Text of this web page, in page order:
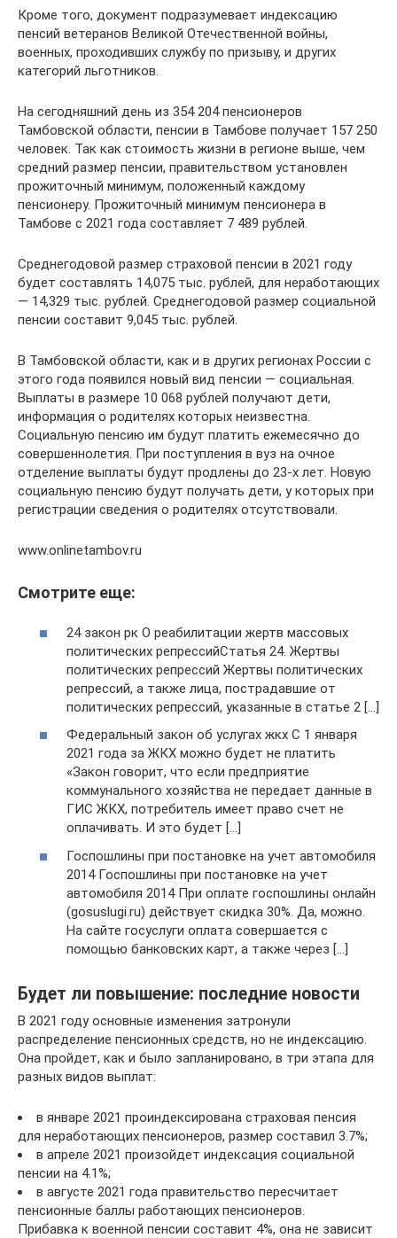
Кроме того, документ подразумевает индексацию
пенсий ветеранов Великой Отечественной войны,
военных, проходивших службу по призыву, и других
категорий льготников.
На сегодняшний день из 354 204 пенсионеров
Тамбовской области, пенсии в Тамбове получает 157 250
человек. Так как стоимость жизни в регионе выше, чем
средний размер пенсии, правительством установлен
прожиточный минимум, положенный каждому
пенсионеру. Прожиточный минимум пенсионера в
Тамбове с 2021 года составляет 7 489 рублей.
Среднегодовой размер страховой пенсии в 2021 году
будет составлять 14,075 тыс. рублей, для неработающих
— 14,329 тыс. рублей. Среднегодовой размер социальной
пенсии составит 9,045 тыс. рублей.
В Тамбовской области, как и в других регионах России с
этого года появился новый вид пенсии — социальная.
Выплаты в размере 10 068 рублей получают дети,
информация о родителях которых неизвестна.
Социальную пенсию им будут платить ежемесячно до
совершеннолетия. При поступления в вуз на очное
отделение выплаты будут продлены до 23-х лет. Новую
социальную пенсию будут получать дети, у которых при
регистрации сведения о родителях отсутствовали.
www.onlinetambov.ru
Смотрите еще:
24 закон рк О реабилитации жертв массовых
политических репрессийСтатья 24. Жертвы
политических репрессий Жертвы политических
репрессий, а также лица, пострадавшие от
политических репрессий, указанные в статье 2 […]
Федеральный закон об услугах жкх C 1 января
2021 года за ЖКХ можно будет не платить
«Закон говорит, что если предприятие
коммунального хозяйства не передает данные в
ГИС ЖКХ, потребитель имеет право счет не
оплачивать. И это будет […]
Госпошлины при постановке на учет автомобиля
2014 Госпошлины при постановке на учет
автомобиля 2014 При оплате госпошлины онлайн
(gosuslugi.ru) действует скидка 30%. Да, можно.
На сайте госуслуги оплата совершается с
помощью банковских карт, а также через […]
Будет ли повышение: последние новости
В 2021 году основные изменения затронули
распределение пенсионных средств, но не индексацию.
Она пройдет, как и было запланировано, в три этапа для
разных видов выплат:
в январе 2021 проиндексирована страховая пенсия
для неработающих пенсионеров, размер составил 3.7%;
в апреле 2021 произойдет индексация социальной
пенсии на 4.1%;
в августе 2021 года правительство пересчитает
пенсионные баллы работающих пенсионеров.
Прибавка к военной пенсии составит 4%, она не зависит